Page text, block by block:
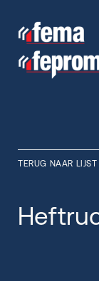
TERUG NAAR LIJST